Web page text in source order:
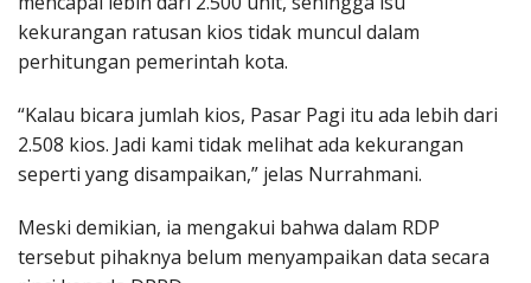
kekurangan ratusan kios tidak muncul dalam
perhitungan pemerintah kota.
“Kalau bicara jumlah kios, Pasar Pagi itu ada lebih dari
2.508 kios. Jadi kami tidak melihat ada kekurangan
seperti yang disampaikan,” jelas Nurrahmani.
Meski demikian, ia mengakui bahwa dalam RDP
tersebut pihaknya belum menyampaikan data secara